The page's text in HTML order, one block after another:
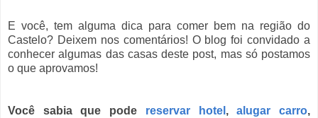
E você, tem alguma dica para comer bem na região do
Castelo? Deixem nos comentários! O blog foi convidado a
conhecer algumas das casas deste post, mas só postamos
o que aprovamos!
Você sabia que pode reservar hotel ,alugar carro,